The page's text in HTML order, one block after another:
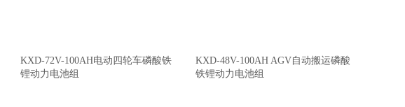
KXD-72V-100AH电动四轮车磷酸铁
锂动力电池组
KXD-48V-100AH AGV自动搬运磷酸
铁锂动力电池组